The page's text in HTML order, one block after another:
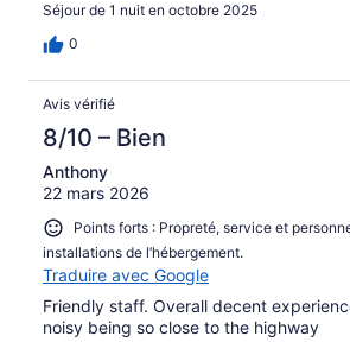
Séjour de 1 nuit en octobre 2025
0
Avis vérifié
8/10 – Bien
Anthony
22 mars 2026
Points forts : Propreté, service et
installations de l’hébergement.
Traduire avec Google
Friendly staff. Overall decent
noisy being so close to the highway